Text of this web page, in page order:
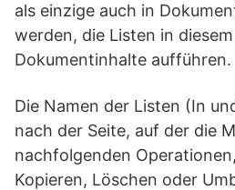
als einzige auch in
werden, die Listen in
Dokumentinhalte aufführen.
Die Namen der Listen (In
nach der Seite, auf der die
nachfolgenden
Kopieren, Löschen oder